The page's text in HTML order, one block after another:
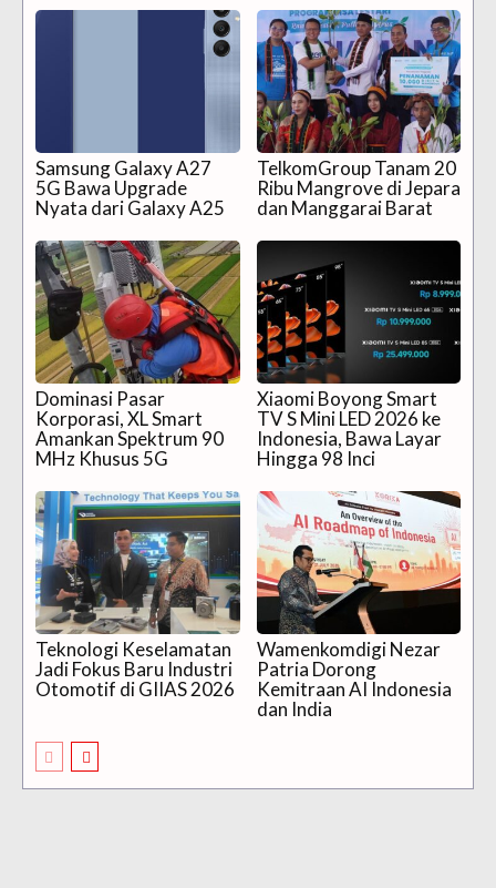
Samsung Galaxy A27
5G Bawa Upgrade
Nyata dari Galaxy A25
TelkomGroup Tanam 20
Ribu Mangrove di Jepara
dan Manggarai Barat
Dominasi Pasar
Korporasi, XL Smart
Amankan Spektrum 90
MHz Khusus 5G
Xiaomi Boyong Smart
TV S Mini LED 2026 ke
Indonesia, Bawa Layar
Hingga 98 Inci
Teknologi Keselamatan
Jadi Fokus Baru Industri
Otomotif di GIIAS 2026
Wamenkomdigi Nezar
Patria Dorong
Kemitraan AI Indonesia
dan India